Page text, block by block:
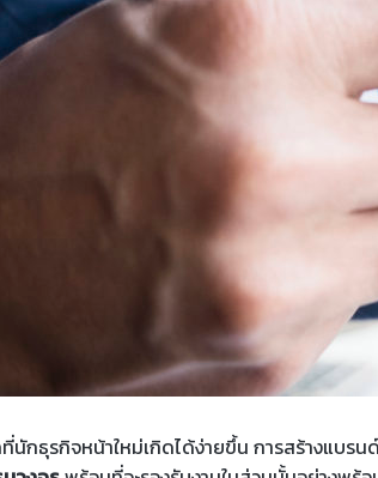
นักธุรกิจหน้าใหม่เกิดได้ง่ายขึ้น การสร้างแบรน